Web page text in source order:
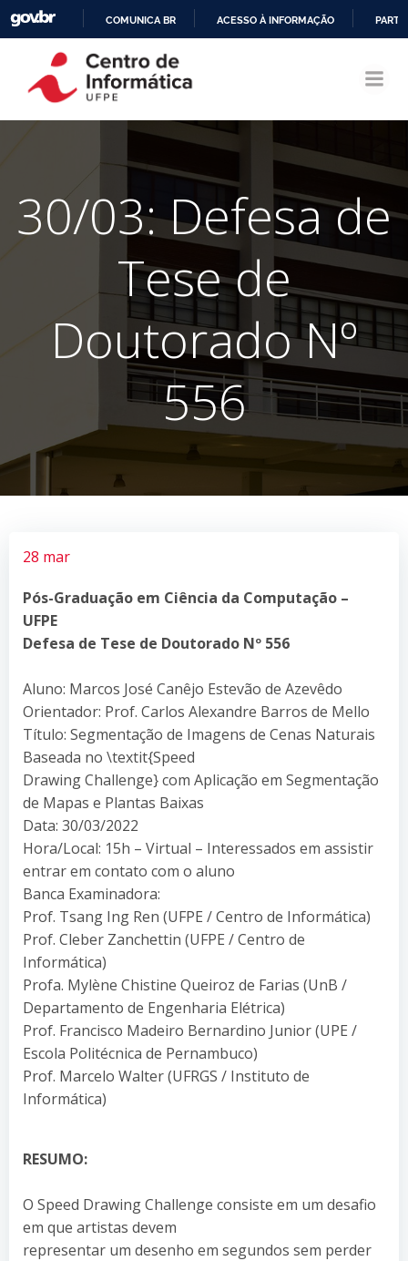
CONTEÚDO
COMUNICA BR ACESSO À INFORMAÇÃO
30/03: Defesa de
Tese de
Doutorado Nº
556
28 mar
Pós-Graduação em Ciência da Computação –
UFPE
Defesa de Tese de Doutorado Nº 556
Aluno: Marcos José Canêjo Estevão de Azevêdo
Orientador: Prof. Carlos Alexandre Barros de Mello
Título: Segmentação de Imagens de Cenas Naturais
Baseada no \textit{Speed
Drawing Challenge} com Aplicação em Segmentação
de Mapas e Plantas Baixas
Data: 30/03/2022
Hora/Local: 15h – Virtual – Interessados em assistir
entrar em contato com o aluno
Banca Examinadora:
Prof. Tsang Ing Ren (UFPE / Centro de Informática)
Prof. Cleber Zanchettin (UFPE / Centro de
Informática)
Profa. Mylène Chistine Queiroz de Farias (UnB /
Departamento de Engenharia Elétrica)
Prof. Francisco Madeiro Bernardino Junior (UPE /
Escola Politécnica de Pernambuco)
Prof. Marcelo Walter (UFRGS / Instituto de
Informática)
RESUMO:
O Speed Drawing Challenge consiste em um desafio
em que artistas devem
representar um desenho em segundos sem perder